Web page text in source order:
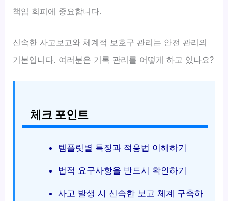
책임 회피에 중요합니다.
신속한 사고보고와 체계적 보호구 관리는 안전 관리의
기본입니다. 여러분은 기록 관리를 어떻게 하고 있나요?
체크 포인트
템플릿별 특징과 적용법 이해하기
법적 요구사항을 반드시 확인하기
사고 발생 시 신속한 보고 체계 구축하